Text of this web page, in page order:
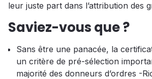
leur juste part dans l’attribution des
Saviez-vous que ?
Sans être une panacée, la
un critère de pré-sélection
majorité des donneurs d’ordres -